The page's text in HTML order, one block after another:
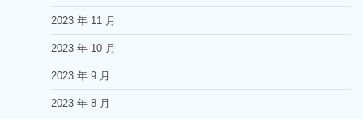
2023 年 11 月
2023 年 10 月
2023 年 9 月
2023 年 8 月